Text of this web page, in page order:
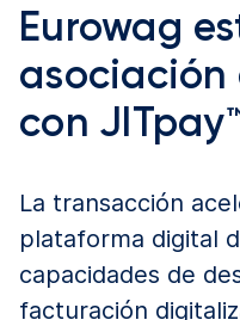
Eurowag
asociación
con
La transacción
plataforma digital
capacidades de
facturación